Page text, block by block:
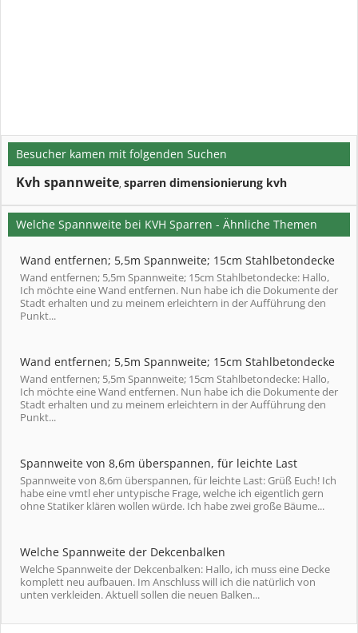
Besucher kamen mit folgenden Suchen
Kvh spannweite, sparren dimensionierung kvh
Welche Spannweite bei KVH Sparren - Ähnliche Themen
Wand entfernen; 5,5m Spannweite; 15cm Stahlbetondecke
Wand entfernen; 5,5m Spannweite; 15cm Stahlbetondecke: Hallo,
Ich möchte eine Wand entfernen. Nun habe ich die Dokumente der
Stadt erhalten und zu meinem erleichtern in der Aufführung den
Punkt...
Wand entfernen; 5,5m Spannweite; 15cm Stahlbetondecke
Wand entfernen; 5,5m Spannweite; 15cm Stahlbetondecke: Hallo,
Ich möchte eine Wand entfernen. Nun habe ich die Dokumente der
Stadt erhalten und zu meinem erleichtern in der Aufführung den
Punkt...
Spannweite von 8,6m überspannen, für leichte Last
Spannweite von 8,6m überspannen, für leichte Last: Grüß Euch! Ich
habe eine vmtl eher untypische Frage, welche ich eigentlich gern
ohne Statiker klären wollen würde. Ich habe zwei große Bäume...
Welche Spannweite der Dekcenbalken
Welche Spannweite der Dekcenbalken: Hallo, ich muss eine Decke
komplett neu aufbauen. Im Anschluss will ich die natürlich von
unten verkleiden. Aktuell sollen die neuen Balken...